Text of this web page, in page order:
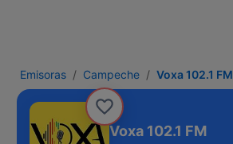
Emisoras Campeche Voxa 102.1 FM
Voxa 102.1 FM